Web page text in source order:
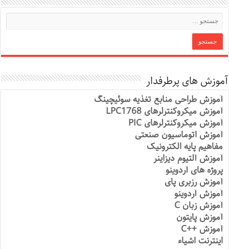
آموزش های پرطرفدار
آموزش طراحی منابع تغذیه سوئیچینگ
آموزش میکروکنترلرهای LPC1768
آموزش میکروکنترلرهای PIC
آموزش اتوماسیون صنعتی
مفاهیم پایه الکترونیک
آموزش آلتیوم دیزاینر
پروژه های آردوینو
آموزش رزبری پای
آموزش آردوینو
آموزش زبان C
آموزش پایتون
آموزش ++C
اینترنت اشیاء